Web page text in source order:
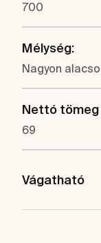
700
Mélység:
Nagyon
Nettó tömeg
69
Vágatható